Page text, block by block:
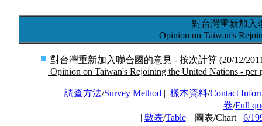
對台灣重新加入
Opinion on Taiwan's
對台灣重新加入聯合國的意見 - 按次計算 (20/12/
Opinion on Taiwan's Rejoining the United Nations - per
| 調查方法/Survey Method | 樣本資料/Contact
卷/Full
| 數表/Table| 圖表/Chart 6/